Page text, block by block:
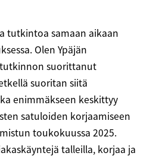
tutkintoa samaan aikaan
Olen Ypäjän
suorittanut
suoritan siitä
enimmäkseen keskittyy
satuloiden korjaamiseen
toukokuussa 2025.
talleilla, korjaa ja